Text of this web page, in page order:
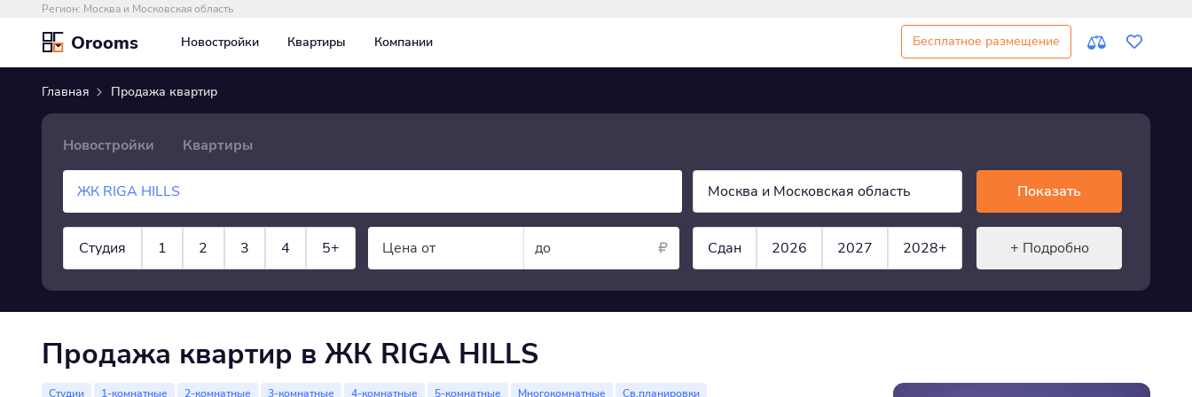
Регион: Москва и Московская область
Orooms Новостройки Квартиры Компании Бесплатное размещение
Главная Продажа квартир
Новостройки Квартиры
Москва и Московская область
Студия 1 2 3 4 5+ Цена от до Сдан 2026 2027 2028+
Показать
+ Подробно
×
Продажа квартир в ЖК RIGA HILLS
Студии 1-комнатные 2-комнатные 3-комнатные 4-комнатные 5-комнатные Многокомнатные Св.планировки